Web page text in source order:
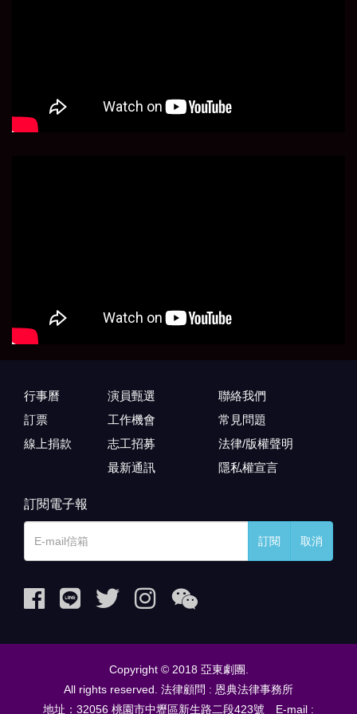
行事曆
訂票
線上捐款
演員甄選
工作機會
志工招募
最新通訊
聯絡我們
常見問題
法律/版權聲明
隱私權宣言
訂閱電子報
訂閱 取消
Copyright © 2018 亞東劇團.
All rights reserved. 法律顧問 : 恩典法律事務所
地址：32056 桃園市中壢區新生路二段423號 E-mail :